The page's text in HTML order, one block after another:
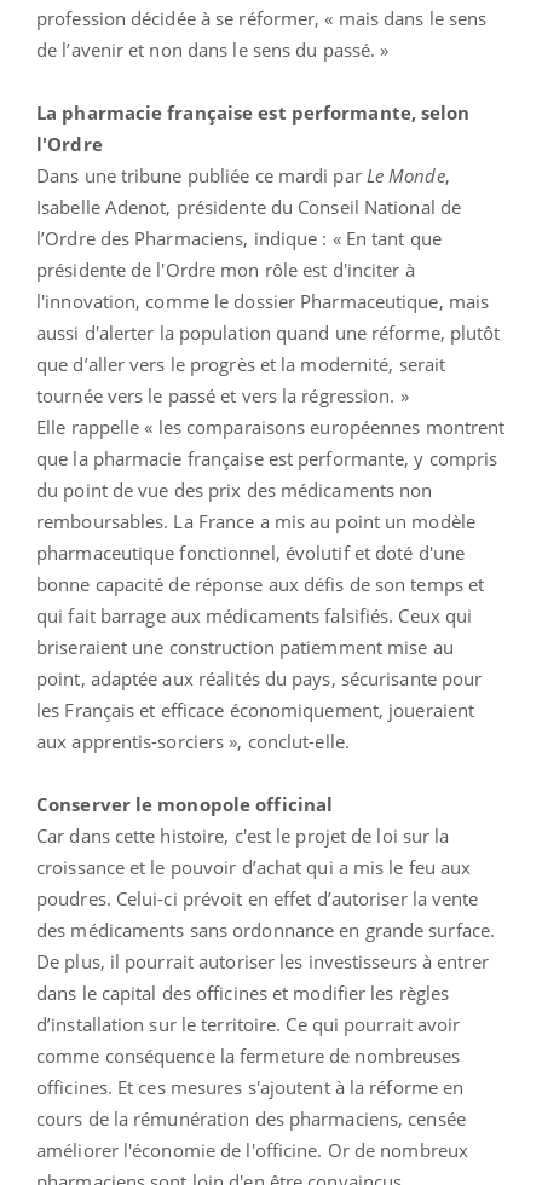
profession décidée à se réformer, « mais dans le sens
de l’avenir et non dans le sens du passé. »
La pharmacie française est performante, selon
l'Ordre
Dans une tribune publiée ce mardi par Le Monde,
Isabelle Adenot, présidente du Conseil National de
l’Ordre des Pharmaciens, indique : « En tant que
présidente de l'Ordre mon rôle est d'inciter à
l'innovation, comme le dossier Pharmaceutique, mais
aussi d'alerter la population quand une réforme, plutôt
que d’aller vers le progrès et la modernité, serait
tournée vers le passé et vers la régression. »
Elle rappelle « les comparaisons européennes montrent
que la pharmacie française est performante, y compris
du point de vue des prix des médicaments non
remboursables. La France a mis au point un modèle
pharmaceutique fonctionnel, évolutif et doté d'une
bonne capacité de réponse aux défis de son temps et
qui fait barrage aux médicaments falsifiés. Ceux qui
briseraient une construction patiemment mise au
point, adaptée aux réalités du pays, sécurisante pour
les Français et efficace économiquement, joueraient
aux apprentis-sorciers », conclut-elle.
Conserver le monopole officinal
Car dans cette histoire, c'est le projet de loi sur la
croissance et le pouvoir d’achat qui a mis le feu aux
poudres. Celui-ci prévoit en effet d’autoriser la vente
des médicaments sans ordonnance en grande surface.
De plus, il pourrait autoriser les investisseurs à entrer
dans le capital des officines et modifier les règles
d’installation sur le territoire. Ce qui pourrait avoir
comme conséquence la fermeture de nombreuses
officines. Et ces mesures s'ajoutent à la réforme en
cours de la rémunération des pharmaciens, censée
améliorer l'économie de l'officine. Or de nombreux